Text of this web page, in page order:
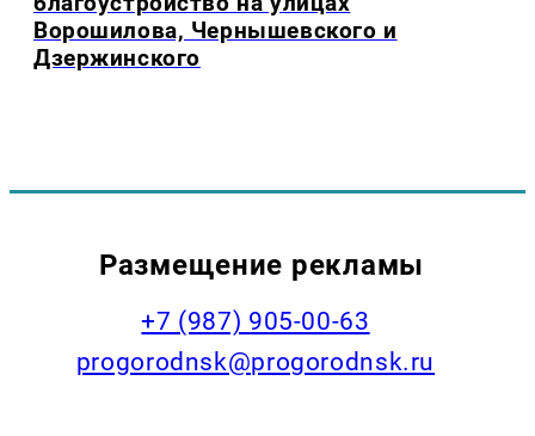
Ворошилова, Чернышевского и
Дзержинского
Размещение рекламы
+7 (987) 905-00-63
progorodnsk@progorodnsk.ru